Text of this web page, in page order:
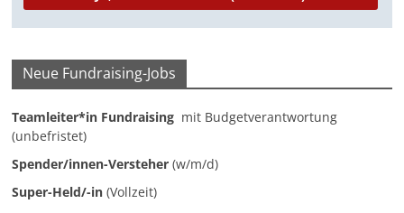
e
n
V
e
Neue Fundraising-Jobs
Teamleiter*in Fundraising mit Budgetverantwortung
(unbefristet)
Spender/innen-Versteher (w/m/d)
Super-Held/-in (Vollzeit)